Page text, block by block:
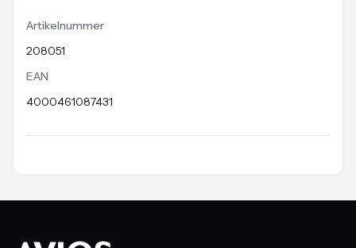
Artikelnummer
208051
EAN
4000461087431